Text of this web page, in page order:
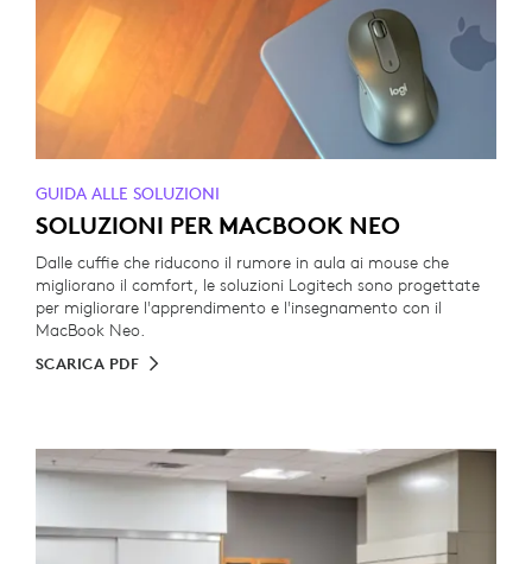
GUIDA ALLE SOLUZIONI
SOLUZIONI PER MACBOOK NEO
Dalle cuffie che riducono il rumore in aula ai mouse che
migliorano il comfort, le soluzioni Logitech sono progettate
per migliorare l'apprendimento e l'insegnamento con il
MacBook Neo.
SCARICA PDF